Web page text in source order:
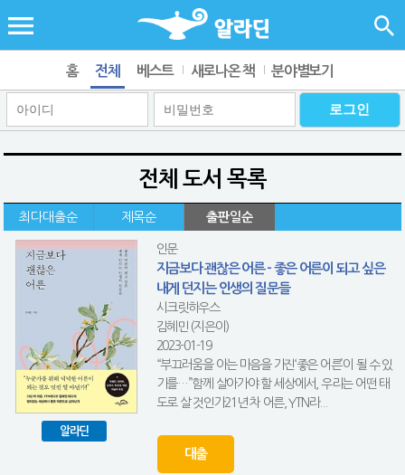
홈 전체 베스트 새로나온 책 분야별보기
전체 도서 목록
최다대출순 제목순 출판일순
알라딘
인문
지금보다 괜찮은 어른 - 좋은 어른이 되고 싶은
내게 던지는 인생의 질문들
시크릿하우스
김혜민 (지은이)
2023-01-19
“부끄러움을 아는 마음을 가진‘좋은 어른’이 될 수 있
기를…”함께 살아가야 할 세상에서, 우리는 어떤 태
도로 살 것인가21년 차 어른, YTN라...
대출